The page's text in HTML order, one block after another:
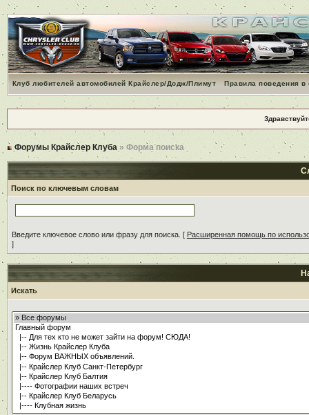
Клуб любителей автомобилей Крайслер/Додж/Плимут Правила поведения
Форумы Крайслер Клуба » Форма поиска
Поиск по ключевым словам
Введите ключевое слово или фразу для поиска. [ Расширенная помощь по
]
Искать